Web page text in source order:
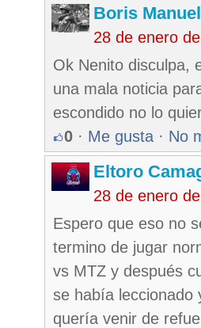
Boris
28 de enero
Ok Nenito disculpa,
una mala noticia
escondido no lo
0 · Me gusta · No
Eltoro
28 de enero
Espero que eso no
termino de jugar
vs MTZ y después
se había leccionado
quería venir de